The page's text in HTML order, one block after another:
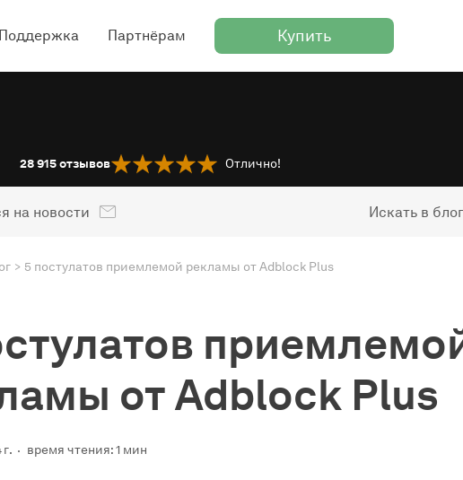
Поддержка Партнёрам Купить
28 915отзывов Отлично!
на новости Искать в
5 постулатов приемлемой рекламы от Adblock Plus
от Adblock Plus
время чтения: 1 мин